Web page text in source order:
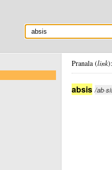
Pranala (link):
absis /